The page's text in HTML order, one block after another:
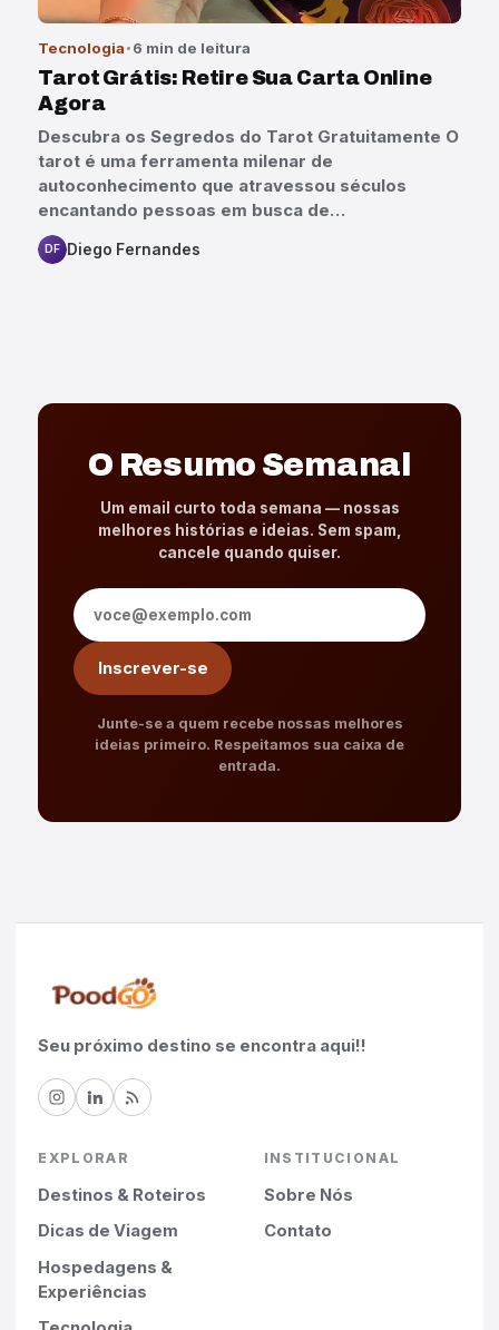
Tecnologia 6 min de leitura
Tarot Grátis: Retire Sua Carta Online
Agora
Descubra os Segredos do Tarot Gratuitamente O
tarot é uma ferramenta milenar de
autoconhecimento que atravessou séculos
encantando pessoas em busca de…
DF Diego Fernandes
O Resumo Semanal
Um email curto toda semana — nossas
melhores histórias e ideias. Sem spam,
cancele quando quiser.
Endereço de e-mail
Inscrever-se
Junte-se a quem recebe nossas melhores
ideias primeiro. Respeitamos sua caixa de
entrada.
Seu próximo destino se encontra aqui!!
EXPLORAR
Destinos & Roteiros
Dicas de Viagem
Hospedagens &
Experiências
INSTITUCIONAL
Sobre Nós
Contato